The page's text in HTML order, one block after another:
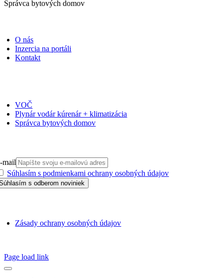
Správca bytových domov
O nás
Inzercia na portáli
Kontakt
VOČ
Plynár vodár kúrenár + klimatizácia
Správca bytových domov
mail
Súhlasím s podmienkami ochrany osobných údajov
Zásady ochrany osobných údajov
Page load link